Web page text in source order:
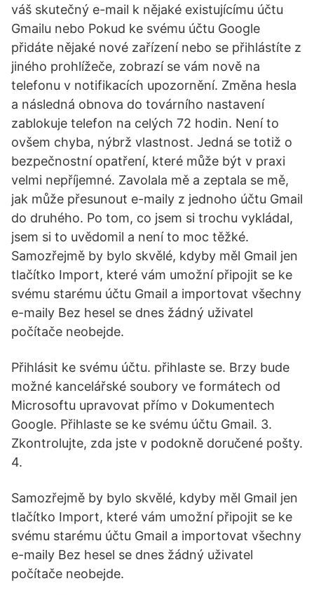
váš skutečný e-mail k nějaké existujícímu účtu
Gmailu nebo Pokud ke svému účtu Google
přidáte nějaké nové zařízení nebo se přihlástíte z
jiného prohlížeče, zobrazí se vám nově na
telefonu v notifikacích upozornění. Změna hesla
a následná obnova do továrního nastavení
zablokuje telefon na celých 72 hodin. Není to
ovšem chyba, nýbrž vlastnost. Jedná se totiž o
bezpečnostní opatření, které může být v praxi
velmi nepříjemné. Zavolala mě a zeptala se mě,
jak může přesunout e-maily z jednoho účtu Gmail
do druhého. Po tom, co jsem si trochu vykládal,
jsem si to uvědomil a není to moc těžké.
Samozřejmě by bylo skvělé, kdyby měl Gmail jen
tlačítko Import, které vám umožní připojit se ke
svému starému účtu Gmail a importovat všechny
e-maily Bez hesel se dnes žádný uživatel
počítače neobejde.
Přihlásit ke svému účtu. přihlaste se. Brzy bude
možné kancelářské soubory ve formátech od
Microsoftu upravovat přímo v Dokumentech
Google. Přihlaste se ke svému účtu Gmail. 3.
Zkontrolujte, zda jste v podokně doručené pošty.
4.
Samozřejmě by bylo skvělé, kdyby měl Gmail jen
tlačítko Import, které vám umožní připojit se ke
svému starému účtu Gmail a importovat všechny
e-maily Bez hesel se dnes žádný uživatel
počítače neobejde.